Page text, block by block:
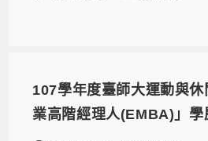
107學年度臺師大運動與
業高階經理人(EMBA)」學